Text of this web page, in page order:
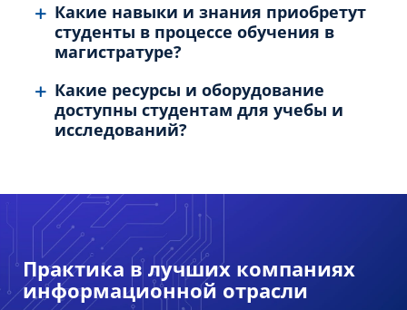
Какие навыки и знания приобретут
студенты в процессе обучения в
магистратуре?
Какие ресурсы и оборудование
доступны студентам для учебы и
исследований?
Практика в лучших компаниях
информационной отрасли